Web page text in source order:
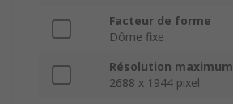
Facteur de forme
Dôme fixe
Résolution maximum
2688 x 1944 pixel